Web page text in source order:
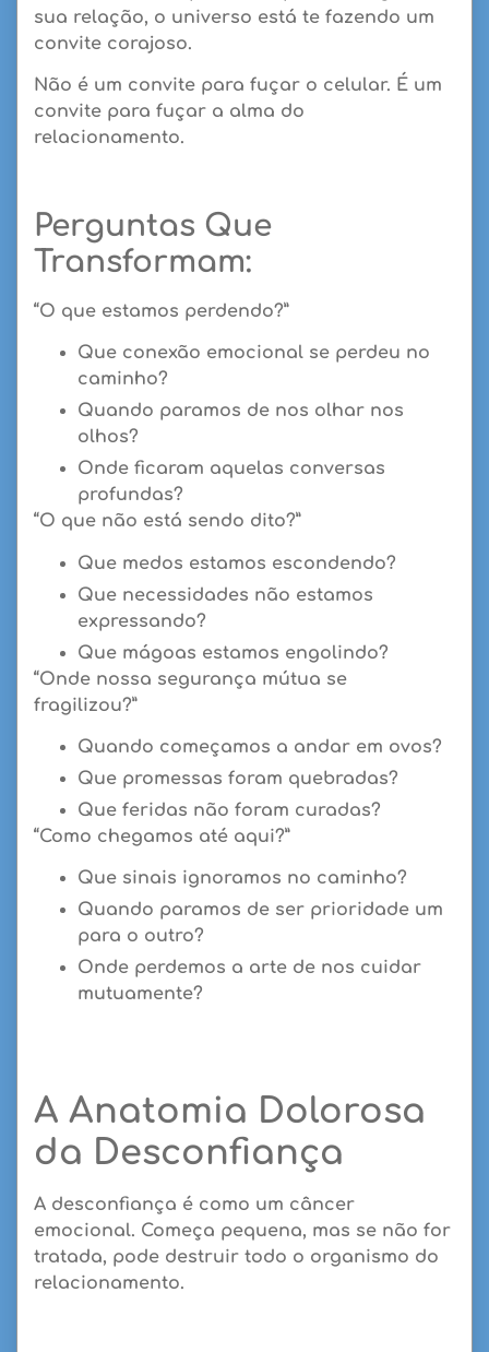
sua relação, o universo está te fazendo um
convite corajoso.
Não é um convite para fuçar o celular. É um
convite para fuçar a alma do
relacionamento.
Perguntas Que
Transformam:
“O que estamos perdendo?”
Que conexão emocional se perdeu no
caminho?
Quando paramos de nos olhar nos
olhos?
Onde ficaram aquelas conversas
profundas?
“O que não está sendo dito?”
Que medos estamos escondendo?
Que necessidades não estamos
expressando?
Que mágoas estamos engolindo?
“Onde nossa segurança mútua se
fragilizou?”
Quando começamos a andar em ovos?
Que promessas foram quebradas?
Que feridas não foram curadas?
“Como chegamos até aqui?”
Que sinais ignoramos no caminho?
Quando paramos de ser prioridade um
para o outro?
Onde perdemos a arte de nos cuidar
mutuamente?
A Anatomia Dolorosa
da Desconfiança
A desconfiança é como um câncer
emocional. Começa pequena, mas se não for
tratada, pode destruir todo o organismo do
relacionamento.